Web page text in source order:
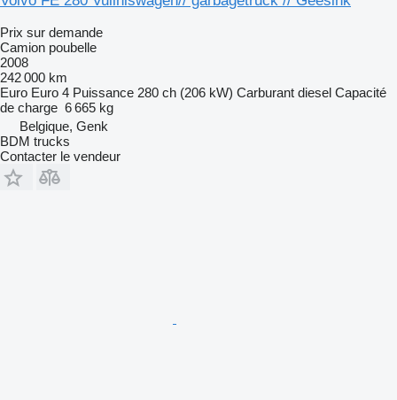
Prix sur demande
Camion poubelle
2008
242 000 km
Euro Euro 4 Puissance 280 ch (206 kW) Carburant diesel Capacité
de charge 6 665 kg
Belgique, Genk
BDM trucks
Contacter le vendeur